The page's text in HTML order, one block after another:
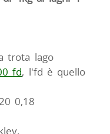
trota lago
fd, l'fd è quello
0,18